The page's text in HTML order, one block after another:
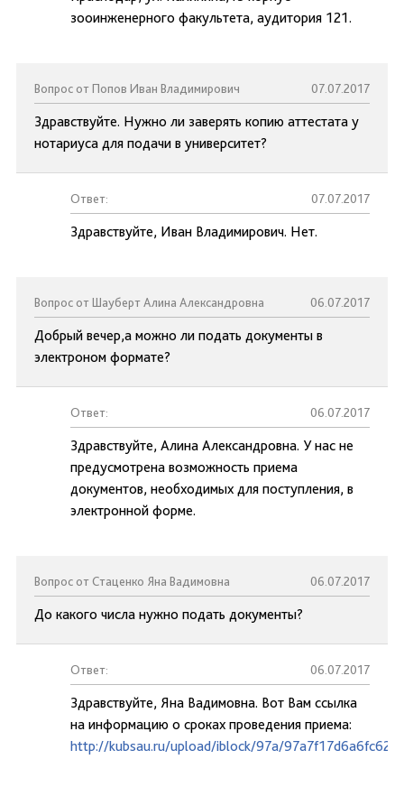
зооинженерного факультета, аудитория 121.
Вопрос от Попов Иван Владимирович 07.07.2017
Здравствуйте. Нужно ли заверять копию аттестата у
нотариуса для подачи в университет?
Ответ: 07.07.2017
Здравствуйте, Иван Владимирович. Нет.
Вопрос от Шауберт Алина Александровна 06.07.2017
Добрый вечер,а можно ли подать документы в
электроном формате?
Ответ: 06.07.2017
Здравствуйте, Алина Александровна. У нас не
предусмотрена возможность приема
документов, необходимых для поступления, в
электронной форме.
Вопрос от Стаценко Яна Вадимовна 06.07.2017
До какого числа нужно подать документы?
Ответ: 06.07.2017
Здравствуйте, Яна Вадимовна. Вот Вам ссылка
на информацию о сроках проведения приема:
http://kubsau.ru/upload/iblock/97a/